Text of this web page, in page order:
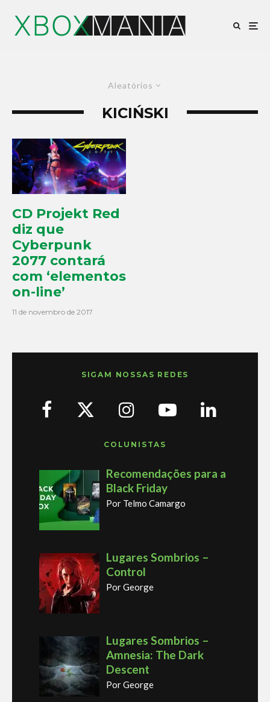
Aleatórios
KICIŃSKI
CD Projekt Red
diz que
Cyberpunk
2077 contará
com ‘elementos
on-line’
11 de novembro de 2017
SIGAM NOSSAS REDES
COLUNISTAS
Recomendações para a
Black Friday
Por Telmo Camargo
Lugares Sombrios –
Control
Por George
Lugares Sombrios –
Amnesia: The Dark
Descent
Por George